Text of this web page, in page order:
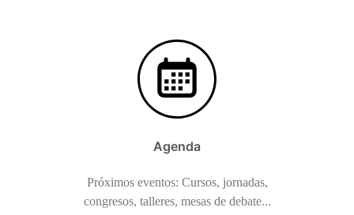
Agenda
Próximos eventos: Cursos, jornadas,
congresos, talleres, mesas de debate...